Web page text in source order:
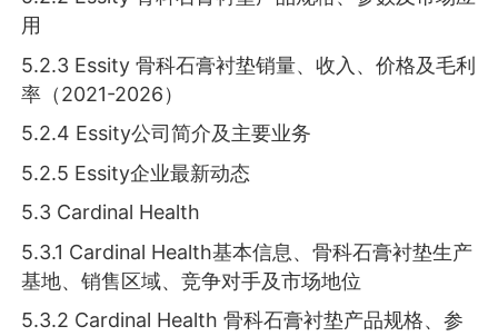
用
5.2.3 Essity 骨科石膏衬垫销量、收入、价格及毛利
率（2021-2026）
5.2.4 Essity公司简介及主要业务
5.2.5 Essity企业最新动态
5.3 Cardinal Health
5.3.1 Cardinal Health基本信息、骨科石膏衬垫生产
基地、销售区域、竞争对手及市场地位
5.3.2 Cardinal Health 骨科石膏衬垫产品规格、参